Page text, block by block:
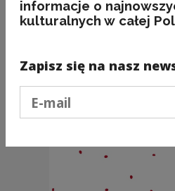
informacje o
kulturalnych w całej
Zapisz się na nasz